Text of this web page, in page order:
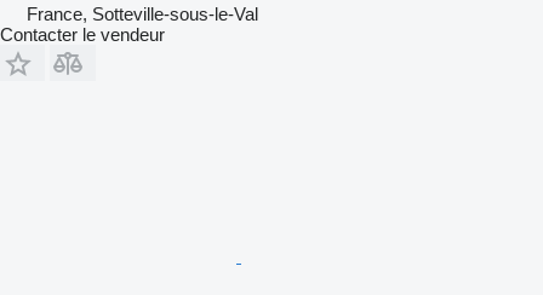
France, Sotteville-sous-le-Val
Contacter le vendeur